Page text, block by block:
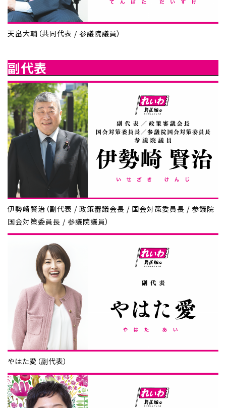
天畠大輔（共同代表 / 参議院議員）
副代表
伊勢崎賢治（副代表 / 政策審議会長 / 国会対策委員長 / 参議院
国会対策委員長 / 参議院議員）
やはた愛（副代表）